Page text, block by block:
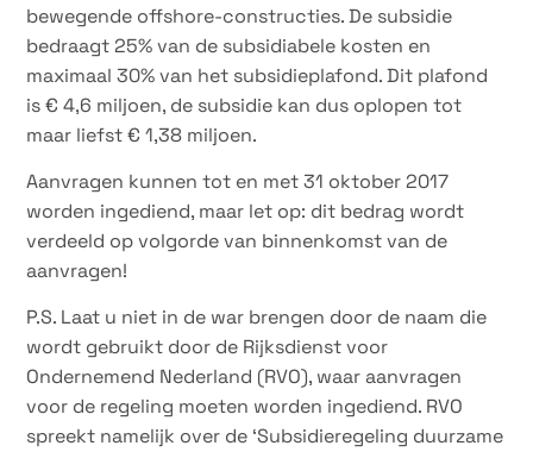
bewegende offshore-constructies. De subsidie
bedraagt 25% van de subsidiabele kosten en
maximaal 30% van het subsidieplafond. Dit plafond
is € 4,6 miljoen, de subsidie kan dus oplopen tot
maar liefst € 1,38 miljoen.
Aanvragen kunnen tot en met 31 oktober 2017
worden ingediend, maar let op: dit bedrag wordt
verdeeld op volgorde van binnenkomst van de
aanvragen!
P.S. Laat u niet in de war brengen door de naam die
wordt gebruikt door de Rijksdienst voor
Ondernemend Nederland (RVO), waar aanvragen
voor de regeling moeten worden ingediend. RVO
spreekt namelijk over de ‘Subsidieregeling duurzame